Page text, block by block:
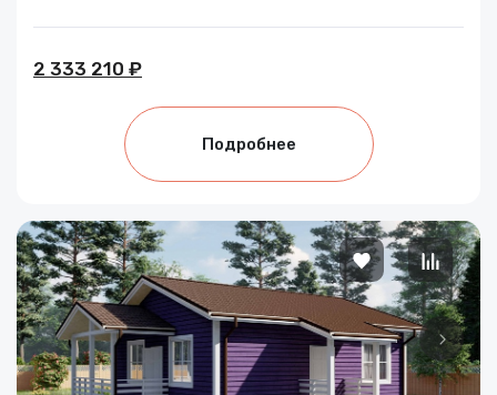
2 333 210 ₽
Подробнее